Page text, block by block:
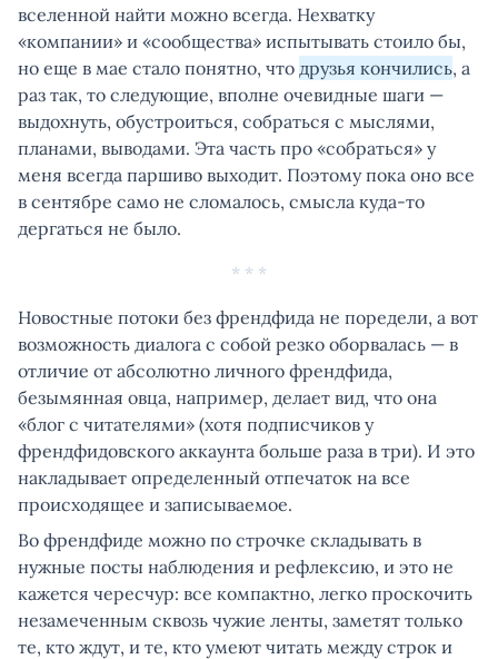
вселенной найти можно всегда. Нехватку
«компании» и «сообщества» испытывать стоило бы,
но еще в мае стало понятно, что друзья кончились, а
раз так, то следующие, вполне очевидные шаги —
выдохнуть, обустроиться, собраться с мыслями,
планами, выводами. Эта часть про «собраться» у
меня всегда паршиво выходит. Поэтому пока оно все
в сентябре само не сломалось, смысла куда-то
дергаться не было.
* * *
Новостные потоки без френдфида не поредели, а вот
возможность диалога с собой резко оборвалась — в
отличие от абсолютно личного френдфида,
безымянная овца, например, делает вид, что она
«блог с читателями» (хотя подписчиков у
френдфидовского аккаунта больше раза в три). И это
накладывает определенный отпечаток на все
происходящее и записываемое.
Во френдфиде можно по строчке складывать в
нужные посты наблюдения и рефлексию, и это не
кажется чересчур: все компактно, легко проскочить
незамеченным сквозь чужие ленты, заметят только
те, кто ждут, и те, кто умеют читать между строк и